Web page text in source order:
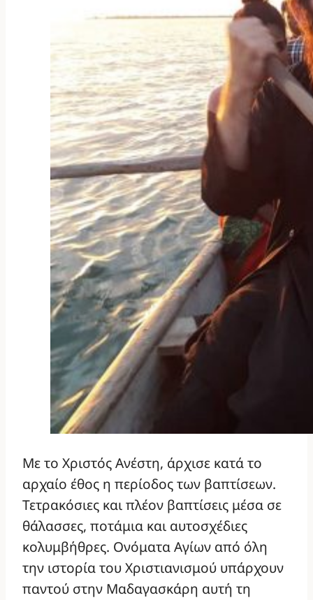
Με το Χριστός Ανέστη, άρχισε κατά το
αρχαίο έθος η περίοδος των βαπτίσεων.
Τετρακόσιες και πλέον βαπτίσεις μέσα σε
θάλασσες, ποτάμια και αυτοσχέδιες
κολυμβήθρες. Ονόματα Αγίων από όλη
την ιστορία του Χριστιανισμού υπάρχουν
παντού στην Μαδαγασκάρη αυτή τη